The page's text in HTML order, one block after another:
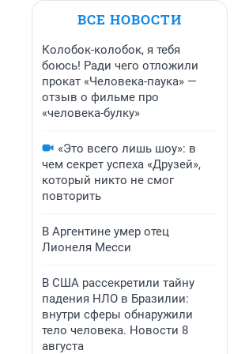
ВСЕ НОВОСТИ
Колобок-колобок, я тебя
боюсь! Ради чего отложили
прокат «Человека-паука» —
отзыв о фильме про
«человека-булку»
«Это всего лишь шоу»: в
чем секрет успеха «Друзей»,
который никто не смог
повторить
В Аргентине умер отец
Лионеля Месси
В США рассекретили тайну
падения НЛО в Бразилии:
внутри сферы обнаружили
тело человека. Новости 8
августа